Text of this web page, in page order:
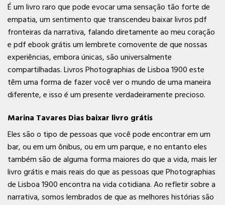
É um livro raro que pode evocar uma sensação tão forte de
empatia, um sentimento que transcendeu baixar livros pdf
fronteiras da narrativa, falando diretamente ao meu coração
e pdf ebook grátis um lembrete comovente de que nossas
experiências, embora únicas, são universalmente
compartilhadas. Livros Photographias de Lisboa 1900 este
têm uma forma de fazer você ver o mundo de uma maneira
diferente, e isso é um presente verdadeiramente precioso.
Marina Tavares Dias baixar livro grátis
Eles são o tipo de pessoas que você pode encontrar em um
bar, ou em um ônibus, ou em um parque, e no entanto eles
também são de alguma forma maiores do que a vida, mais ler
livro grátis e mais reais do que as pessoas que Photographias
de Lisboa 1900 encontra na vida cotidiana. Ao refletir sobre a
narrativa, somos lembrados de que as melhores histórias são